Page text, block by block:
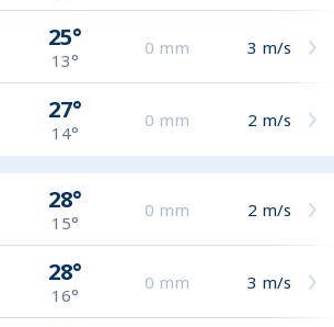
25°
13°
0 mm 3 m/s
27°
14°
0 mm 2 m/s
28°
15°
0 mm 2 m/s
28°
16°
0 mm 3 m/s